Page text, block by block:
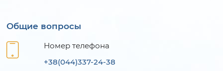
Общие вопросы
Номер телефона
+38(044)337-24-38